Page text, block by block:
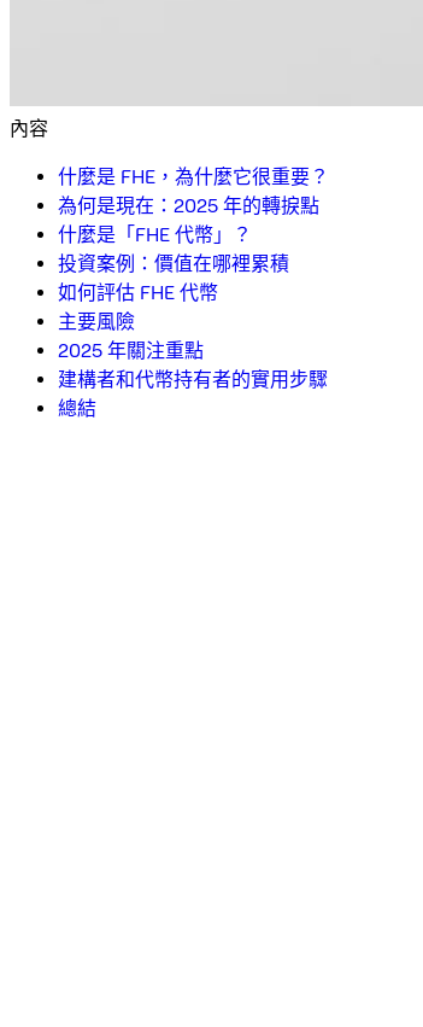
內容
什麼是 FHE，為什麼它很重要？
為何是現在：2025 年的轉捩點
什麼是「FHE 代幣」？
投資案例：價值在哪裡累積
如何評估 FHE 代幣
主要風險
2025 年關注重點
建構者和代幣持有者的實用步驟
總結